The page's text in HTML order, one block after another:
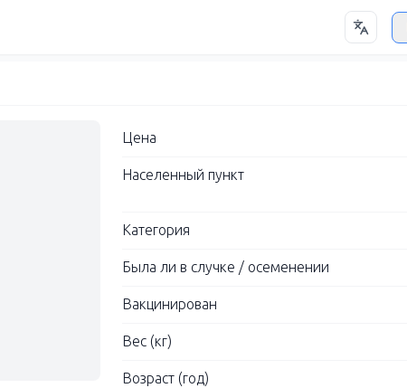
Цена
Населенный пункт
Категория
Была ли в случке / осеменении
Вакцинирован
Вес (кг)
Возраст (год)